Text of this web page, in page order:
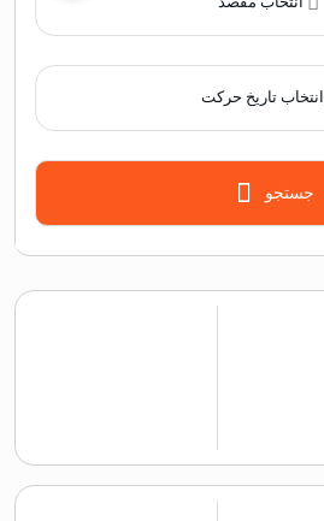
انتخاب تاریخ حرکت
جستجو